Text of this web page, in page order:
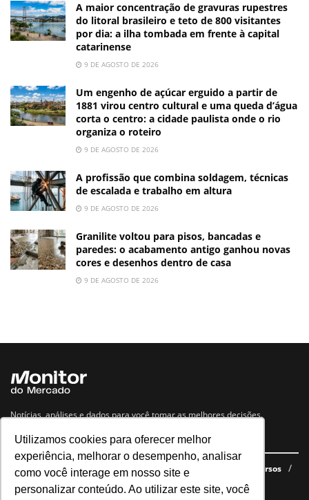
Utilizamos cookies para oferecer melhor
experiência, melhorar o desempenho, analisar
como você interage em nosso site e
personalizar conteúdo. Ao utilizar este site, você
A maior concentração de gravuras rupestres
do litoral brasileiro e teto de 800 visitantes
por dia: a ilha tombada em frente à capital
catarinense
9 DE AGOSTO DE 2026
Um engenho de açúcar erguido a partir de
1881 virou centro cultural e uma queda d’água
corta o centro: a cidade paulista onde o rio
organiza o roteiro
9 DE AGOSTO DE 2026
A profissão que combina soldagem, técnicas
de escalada e trabalho em altura
9 DE AGOSTO DE 2026
Granilite voltou para pisos, bancadas e
paredes: o acabamento antigo ganhou novas
cores e desenhos dentro de casa
9 DE AGOSTO DE 2026
Notícias, análises e dados para você tomar as melhores decisões.
Navegue no site
Últimas notícias Quem somos E-books gratuitos
Cursos
Política de privacidade